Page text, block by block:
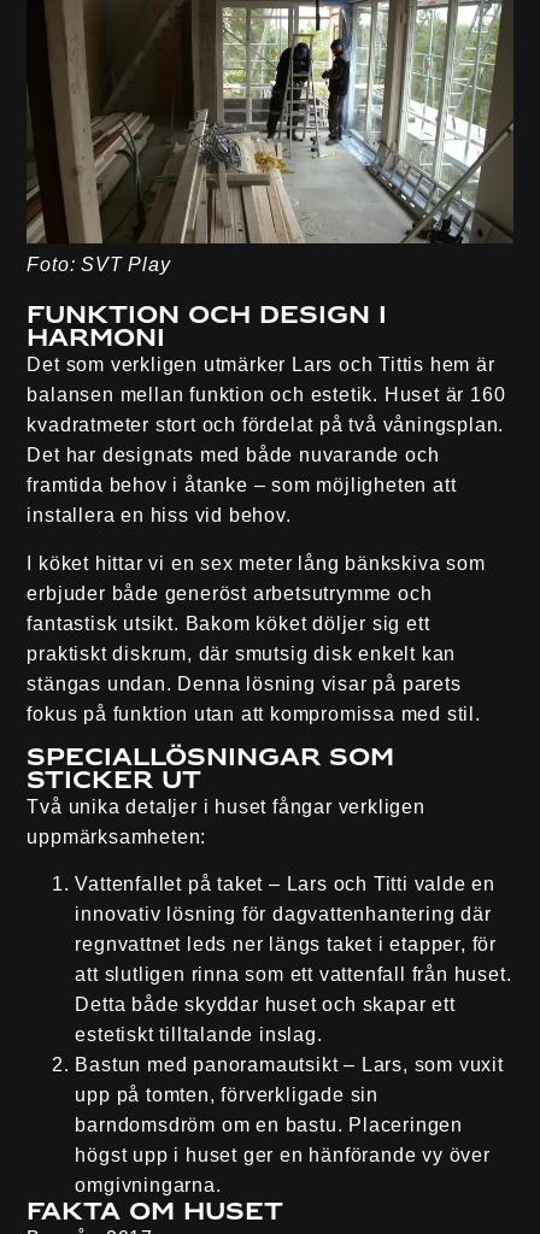
Foto: SVT Play
Funktion och design i
harmoni
Det som verkligen utmärker Lars och Tittis hem är
balansen mellan funktion och estetik. Huset är 160
kvadratmeter stort och fördelat på två våningsplan.
Det har designats med både nuvarande och
framtida behov i åtanke – som möjligheten att
installera en hiss vid behov.
I köket hittar vi en sex meter lång bänkskiva som
erbjuder både generöst arbetsutrymme och
fantastisk utsikt. Bakom köket döljer sig ett
praktiskt diskrum, där smutsig disk enkelt kan
stängas undan. Denna lösning visar på parets
fokus på funktion utan att kompromissa med stil.
Speciallösningar som
sticker ut
Två unika detaljer i huset fångar verkligen
uppmärksamheten:
Vattenfallet på taket – Lars och Titti valde en
innovativ lösning för dagvattenhantering där
regnvattnet leds ner längs taket i etapper, för
att slutligen rinna som ett vattenfall från huset.
Detta både skyddar huset och skapar ett
estetiskt tilltalande inslag.
Bastun med panoramautsikt– Lars, som vuxit
upp på tomten, förverkligade sin
barndomsdröm om en bastu. Placeringen
högst upp i huset ger en hänförande vy över
omgivningarna.
Fakta om huset